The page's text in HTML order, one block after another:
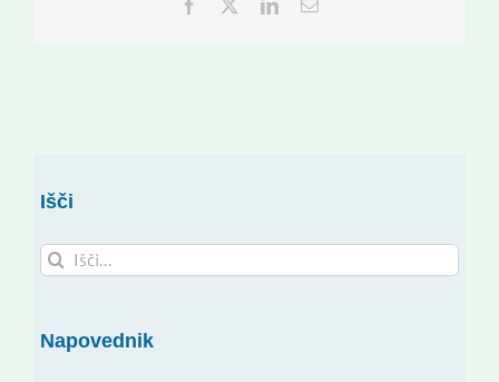
Facebook
TwitterLinkedIn
Išči
Search
for:
Napovednik